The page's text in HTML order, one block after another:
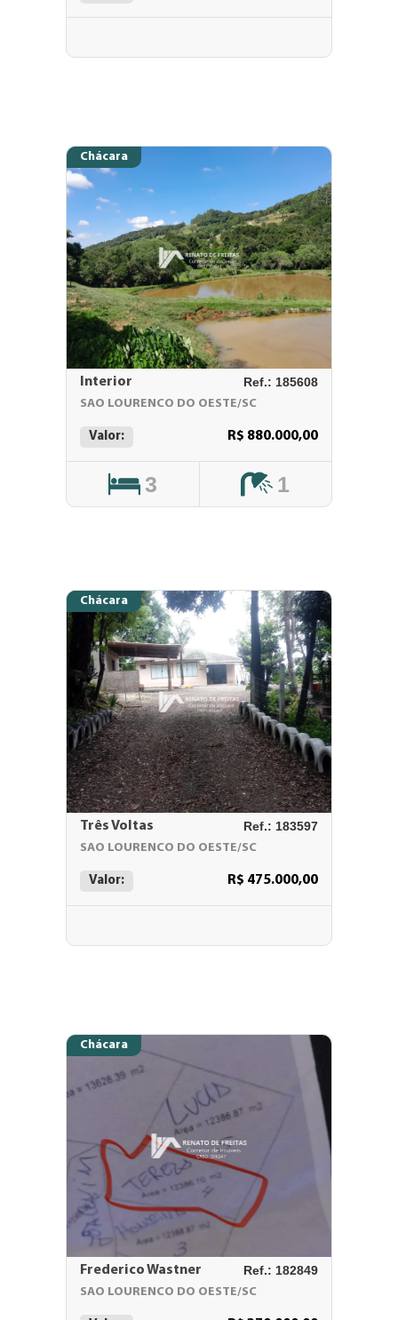
Chácara
Interior Ref.: 185608
SAO LOURENCO DO OESTE/SC
Valor: R$ 880.000,00
3 1
Chácara
Três Voltas Ref.: 183597
SAO LOURENCO DO OESTE/SC
Valor: R$ 475.000,00
Chácara
Frederico Wastner Ref.: 182849
SAO LOURENCO DO OESTE/SC